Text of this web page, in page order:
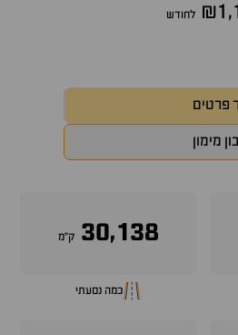
לחודש
פרטים
מימון
30,138 ק״מ
כמה נסעתי